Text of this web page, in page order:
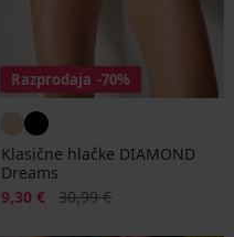
Razprodaja -70%
Klasične hlačke DIAMOND
Dreams
Popust
9,30 € Prvotna cena
30,99 €